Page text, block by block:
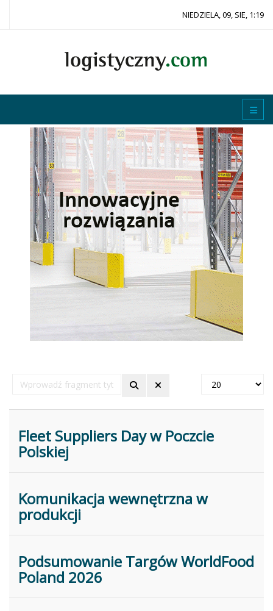
NIEDZIELA, 09, SIE, 1:19
Wprowadź
fragment
Pokaż
Fleet Suppliers Day w Poczcie
Polskiej
Komunikacja wewnętrzna w
produkcji
Podsumowanie Targów WorldFood
Poland 2026